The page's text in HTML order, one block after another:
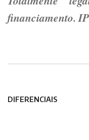
financiamento.
DIFERENCIAIS